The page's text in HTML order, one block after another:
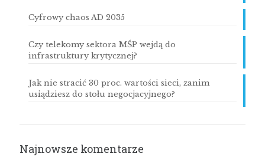
Cyfrowy chaos AD 2035
Czy telekomy sektora MŚP wejdą do
infrastruktury krytycznej?
Jak nie stracić 30 proc. wartości sieci, zanim
usiądziesz do stołu negocjacyjnego?
Najnowsze komentarze